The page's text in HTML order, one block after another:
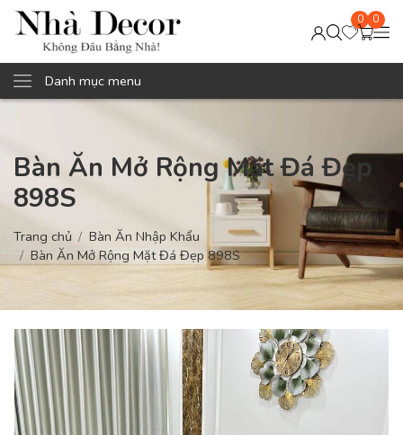
0 0
Danh mục menu
Bàn Ăn Mở Rộng Mặt Đá Đẹp
898S
Trang chủ
Bàn Ăn Nhập Khẩu
Bàn Ăn Mở Rộng Mặt Đá Đẹp 898S